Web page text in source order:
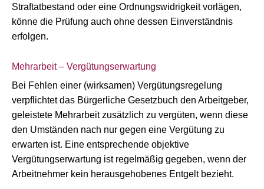
Straftatbestand oder eine Ordnungswidrigkeit vorlägen,
könne die Prüfung auch ohne dessen Einverständnis
erfolgen.
Mehrarbeit – Vergütungserwartung
Bei Fehlen einer (wirksamen) Vergütungsregelung
verpflichtet das Bürgerliche Gesetzbuch den Arbeitgeber,
geleistete Mehrarbeit zusätzlich zu vergüten, wenn diese
den Umständen nach nur gegen eine Vergütung zu
erwarten ist. Eine entsprechende objektive
Vergütungserwartung ist regelmäßig gegeben, wenn der
Arbeitnehmer kein herausgehobenes Entgelt bezieht.